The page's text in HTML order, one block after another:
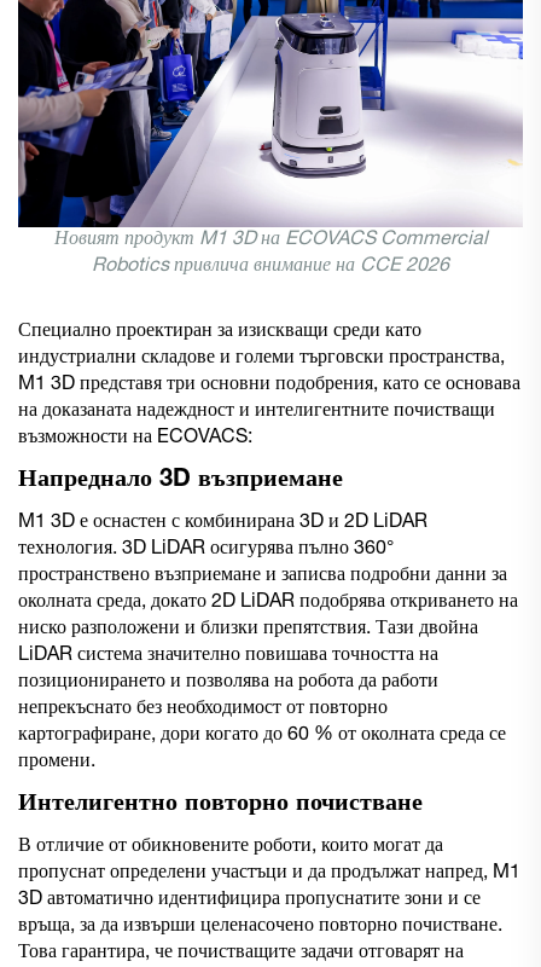
Новият продукт M1 3D на ECOVACS Commercial
Robotics привлича внимание на CCE 2026
Специално проектиран за изискващи среди като
индустриални складове и големи търговски пространства,
M1 3D представя три основни подобрения, като се основава
на доказаната надеждност и интелигентните почистващи
възможности на ECOVACS:
Напреднало 3D възприемане
M1 3D е оснастен с комбинирана 3D и 2D LiDAR
технология. 3D LiDAR осигурява пълно 360°
пространствено възприемане и записва подробни данни за
околната среда, докато 2D LiDAR подобрява откриването на
ниско разположени и близки препятствия. Тази двойна
LiDAR система значително повишава точността на
позиционирането и позволява на робота да работи
непрекъснато без необходимост от повторно
картографиране, дори когато до 60 % от околната среда се
промени.
Интелигентно повторно почистване
В отличие от обикновените роботи, които могат да
пропуснат определени участъци и да продължат напред, M1
3D автоматично идентифицира пропуснатите зони и се
връща, за да извърши целенасочено повторно почистване.
Това гарантира, че почистващите задачи отговарят на